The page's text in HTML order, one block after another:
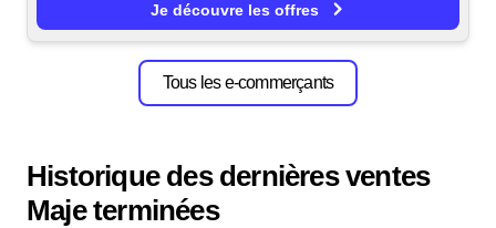
Je découvre les offres
Tous les e-commerçants
Historique des dernières ventes
Maje terminées